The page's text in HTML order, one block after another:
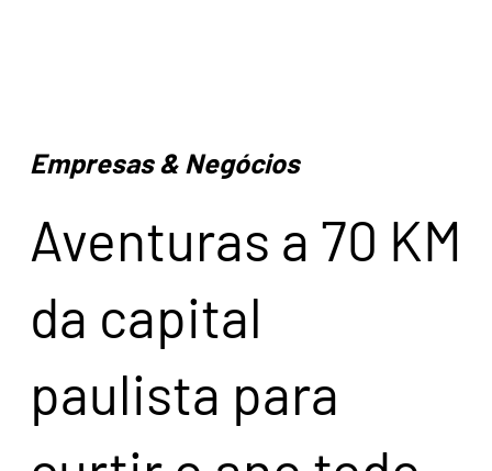
Empresas & Negócios
Aventuras a 70 KM
da capital
paulista para